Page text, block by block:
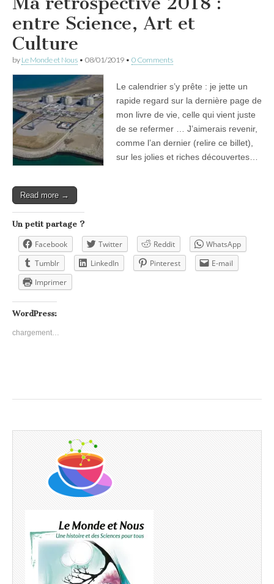
entre Science, Art et
Culture
by Le Monde et Nous • 08/01/2019 • 0 Comments
Le calendrier s’y prête : je jette un
rapide regard sur la dernière page de
mon livre de vie, celle qui vient juste
de se refermer … J’aimerais revenir,
comme l’an dernier (relire ce billet),
sur les jolies et riches découvertes…
Read more →
Un petit partage ?
Facebook Twitter Reddit
WhatsApp
Tumblr
LinkedIn Pinterest
E-mail
Imprimer
WordPress:
chargement…